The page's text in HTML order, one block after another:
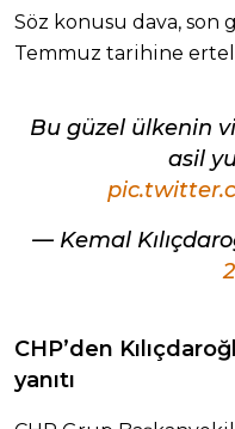
Söz konusu dava, son
Temmuz tarihine
Bu güzel ülkenin
asil
— Kemal
CHP’den
yanıtı